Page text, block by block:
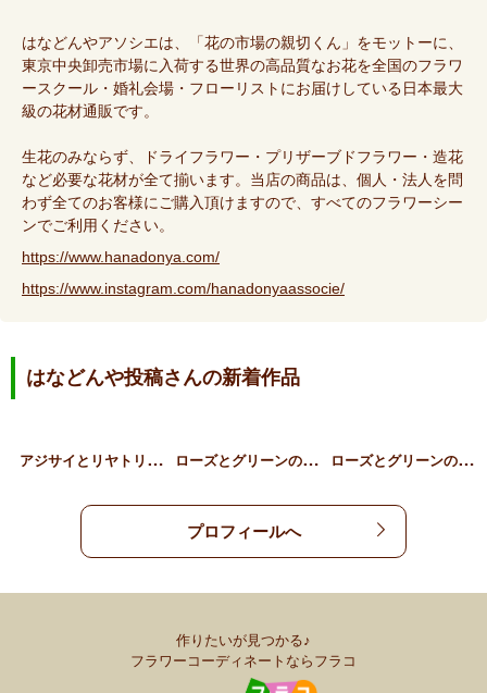
はなどんやアソシエは、「花の市場の親切くん」をモットーに、
東京中央卸売市場に入荷する世界の高品質なお花を全国のフラワ
ースクール・婚礼会場・フローリストにお届けしている日本最大
級の花材通販です。
生花のみならず、ドライフラワー・プリザーブドフラワー・造花
など必要な花材が全て揃います。当店の商品は、個人・法人を問
わず全てのお客様にご購入頂けますので、すべてのフラワーシー
ンでご利用ください。
https://www.hanadonya.com/
https://www.instagram.com/hanadonyaassocie/
はなどんや投稿さんの新着作品
ア
ジサイとリヤトリス、草花… ロ
ーズとグリーンのギフトア… ロ
ーズとグリーンのスタンデ…
プロフィールへ
作りたいが見つかる♪
フラワーコーディネートならフラコ